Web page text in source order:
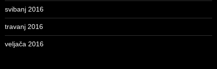
svibanj 2016
travanj 2016
veljača 2016